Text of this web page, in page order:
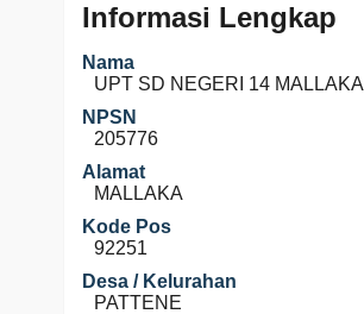
Informasi Lengkap
Nama
UPT SD NEGERI 14 MALLAKA
NPSN
205776
Alamat
MALLAKA
Kode Pos
92251
Desa / Kelurahan
PATTENE